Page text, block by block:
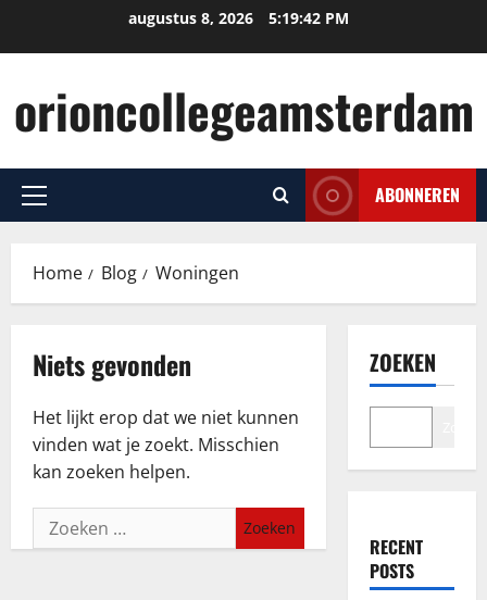
augustus 8, 2026 5:19:42 PM
orioncollegeamsterdam
Primair
ABONNEREN
Home Blog Woningen
Niets gevonden
Het lijkt erop dat we niet kunnen
vinden wat je zoekt. Misschien
kan zoeken helpen.
Zoeken
naar:
ZOEKEN
RECENT
POSTS